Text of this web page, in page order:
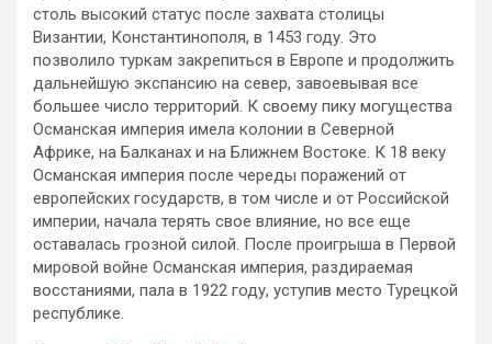
столь высокий статус после захвата столицы
Византии, Константинополя, в 1453 году. Это
позволило туркам закрепиться в Европе и продолжить
дальнейшую экспансию на север, завоевывая все
большее число территорий. К своему пику могущества
Османская империя имела колонии в Северной
Африке, на Балканах и на Ближнем Востоке. К 18 веку
Османская империя после череды поражений от
европейских государств, в том числе и от Российской
империи, начала терять свое влияние, но все еще
оставалась грозной силой. После проигрыша в Первой
мировой войне Османская империя, раздираемая
восстаниями, пала в 1922 году, уступив место Турецкой
республике.